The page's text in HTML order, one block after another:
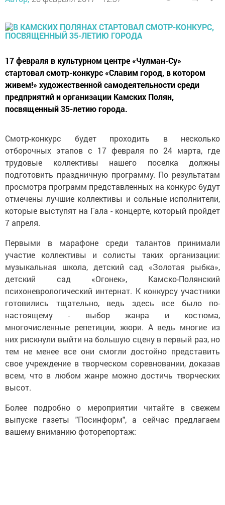
17 февраля в культурном центре «Чулман-Су»
стартовал смотр-конкурс «Славим город, в котором
живем!» художественной самодеятельности среди
предприятий и организации Камских Полян,
посвященный 35-летию города.
Смотр-конкурс будет проходить в несколько
отборочных этапов с 17 февраля по 24 марта, где
трудовые коллективы нашего поселка должны
подготовить праздничную программу. По результатам
просмотра программ представленных на конкурс будут
отмечены лучшие коллективы и сольные исполнители,
которые выступят на Гала - концерте, который пройдет
7 апреля.
Первыми в марафоне среди талантов принимали
участие коллективы и солисты таких организации:
музыкальная школа, детский сад «Золотая рыбка»,
детский сад «Огонек», Камско-Полянский
психоневрологический интернат. К конкурсу участники
готовились тщательно, ведь здесь все было по-
настоящему - выбор жанра и костюма,
многочисленные репетиции, жюри. А ведь многие из
них рискнули выйти на большую сцену в первый раз, но
тем не менее все они смогли достойно представить
свое учреждение в творческом соревновании, доказав
всем, что в любом жанре можно достичь творческих
высот.
Более подробно о мероприятии читайте в свежем
выпуске газеты "Посинформ", а сейчас предлагаем
вашему вниманию фоторепортаж: